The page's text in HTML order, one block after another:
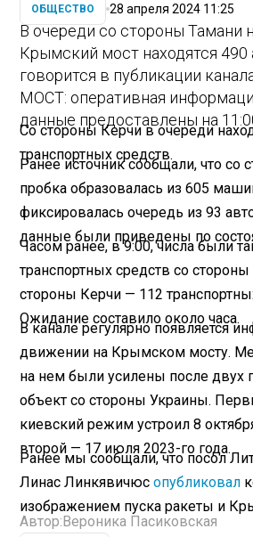
ОБЩЕСТВО 28 апреля 2024 11:25
В очереди со стороны Тамани
Крымский мост находятся 490
говорится в публикации
МОСТ: оперативная
данные предоставлены на
Со стороны Керчи в очереди
транспортных средств.
Ранее источник сообщали, что со
пробка образовалась из 605
фиксировалась очередь из 93
данные были приведены по
Часом ранее, в 9:00, числа были
транспортных средств со
стороны Керчи — 112
Ожидание составило около часа.
В канале регулярно появляется
движении на Крымском мосту.
на нем были усилены после двух
объект со стороны Украины.
киевский режим устроил 8
второй — 17 июля 2023-го года.
Ранее мы сообщали, что посол
Линас Линкявичюсопубликовал
изображением пуска ракеты и
Автор:Вероника Пасиковская